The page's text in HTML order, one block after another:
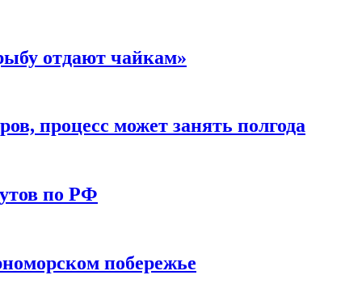
отдают чайкам»
процесс может занять полгода
по РФ
побережье